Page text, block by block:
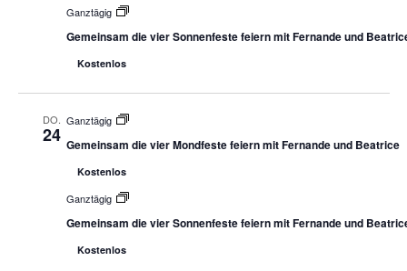
Ganztägig
Gemeinsam die vier Sonnenfeste feiern mit Fernande und
Kostenlos
DO.
24
Ganztägig
Gemeinsam die vier Mondfeste feiern mit Fernande und Beatrice
Kostenlos
Ganztägig
Gemeinsam die vier Sonnenfeste feiern mit Fernande und
Kostenlos